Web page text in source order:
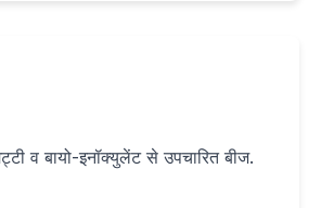
व बायो-इनॉक्युलेंट से उपचारित बीज.